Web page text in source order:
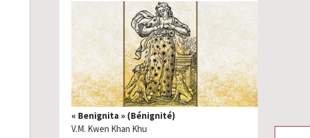
« Benignita » (Bénignité)
V.M. Kwen Khan Khu